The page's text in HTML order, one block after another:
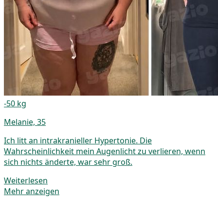
-50 kg
Melanie, 35
Ich litt an intrakranieller Hypertonie. Die
Wahrscheinlichkeit mein Augenlicht zu verlieren, wenn
sich nichts änderte, war sehr groß.
Weiterlesen
Mehr anzeigen